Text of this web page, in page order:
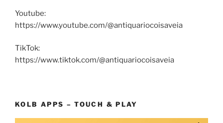
Youtube:
https://www.youtube.com/@antiquariocoisaveia
TikTok:
https://www.tiktok.com/@antiquariocoisaveia
KOLB APPS – TOUCH & PLAY